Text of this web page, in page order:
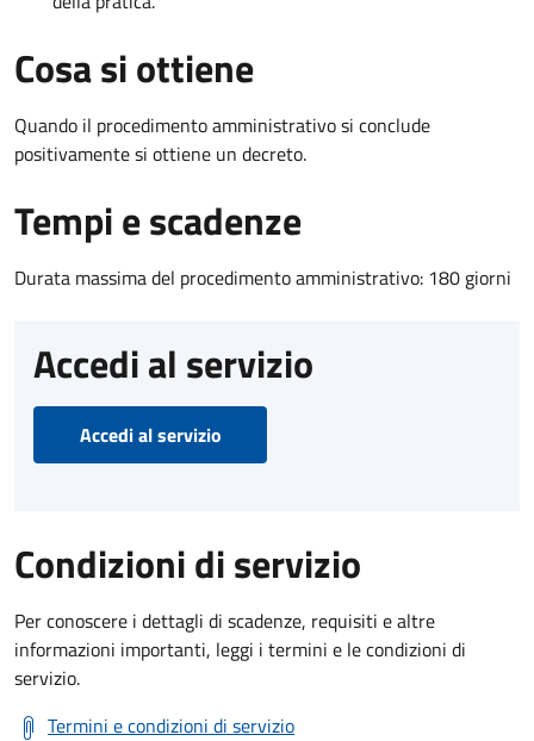
Cosa si ottiene
Quando il procedimento amministrativo si conclude
positivamente si ottiene un decreto.
Tempi e scadenze
Durata massima del procedimento amministrativo: 180 giorni
Accedi al servizio
Accedi al servizio
Condizioni di servizio
Per conoscere i dettagli di scadenze, requisiti e altre
informazioni importanti, leggi i termini e le condizioni di
servizio.
Termini e condizioni di servizio